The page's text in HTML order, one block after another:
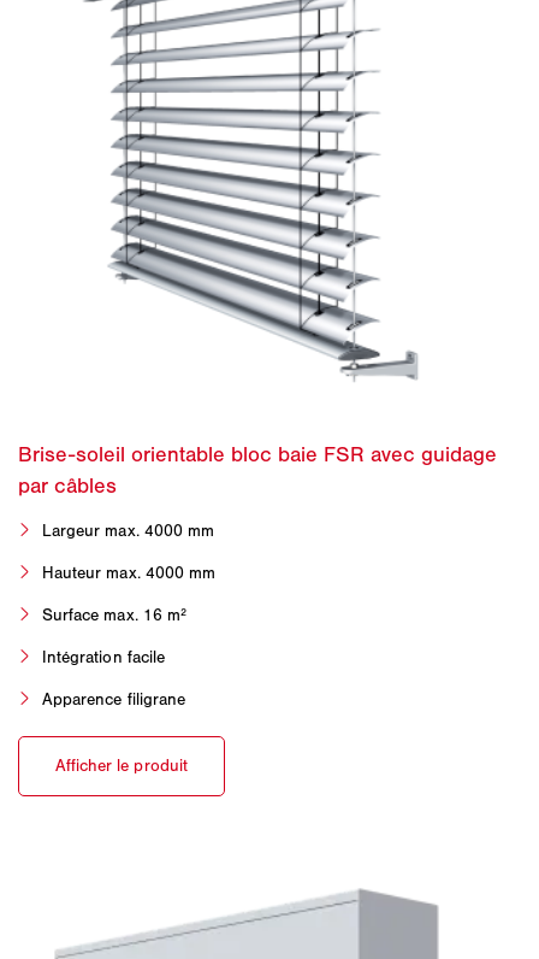
Largeur max. 4000 mm
Hauteur max. 4000 mm
Surface max. 16 m²
Intégration facile
Apparence filigrane